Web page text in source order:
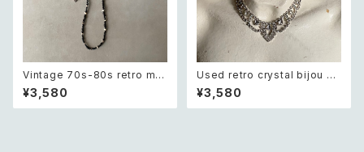
Vintage 70s-80s retro mo
notone glass beads long n
ecklace レトロ ヴィンテージ
アクセサリー モノトーン ガラス
¥3,580
Used retro crystal bijou cl
assical design necklace レ
トロ ユーズド アクセサリー クリ
スタル ビジュー クラシカル デザ
¥3,580